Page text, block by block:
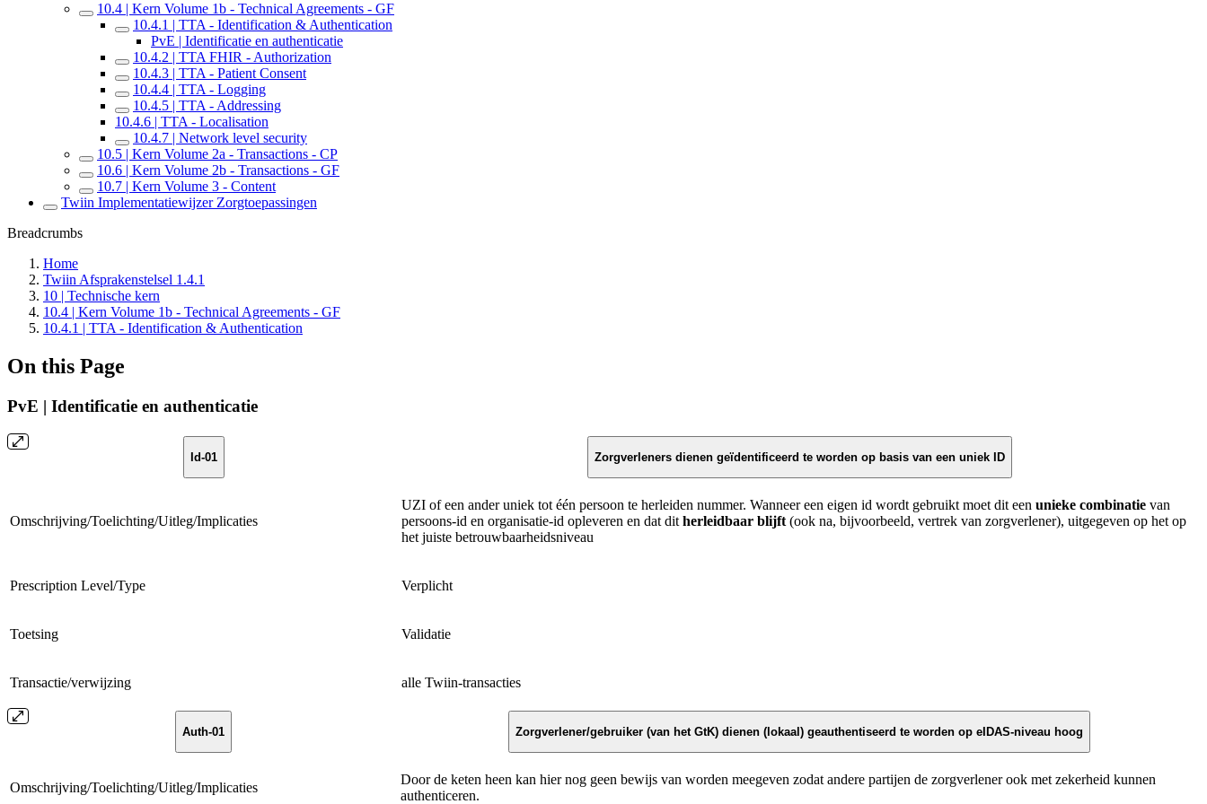
10.4 | Kern Volume 1b - Technical Agreements - GF
10.4.1 | TTA - Identification & Authentication
PvE | Identificatie en authenticatie
10.4.2 | TTA FHIR - Authorization
10.4.3 | TTA - Patient Consent
10.4.4 | TTA - Logging
10.4.5 | TTA - Addressing
10.4.6 | TTA - Localisation
10.4.7 | Network level security
10.5 | Kern Volume 2a - Transactions - CP
10.6 | Kern Volume 2b - Transactions - GF
10.7 | Kern Volume 3 - Content
Twiin Implementatiewijzer Zorgtoepassingen
Breadcrumbs
Home
Twiin Afsprakenstelsel 1.4.1
10 | Technische kern
10.4 | Kern Volume 1b - Technical Agreements - GF
10.4.1 | TTA - Identification & Authentication
On this Page
PvE | Identificatie en authenticatie
Id-01 Zorgverleners dienen geïdentificeerd te worden op basis van een uniek ID
Omschrijving/Toelichting/Uitleg/Implicaties
UZI of een ander uniek tot één persoon te herleiden nummer. Wanneer een eigen id wordt gebruikt moet dit een unieke combinatie van
persoons-id en organisatie-id opleveren en dat dit herleidbaar blijft (ook na, bijvoorbeeld, vertrek van zorgverlener), uitgegeven op het op
het juiste betrouwbaarheidsniveau
Prescription Level/Type Verplicht
Toetsing Validatie
Transactie/verwijzing alle Twiin-transacties
Auth-01 Zorgverlener/gebruiker (van het GtK) dienen (lokaal) geauthentiseerd te worden op eIDAS-niveau hoog
Omschrijving/Toelichting/Uitleg/Implicaties
Door de keten heen kan hier nog geen bewijs van worden meegeven zodat andere partijen de zorgverlener ook met zekerheid kunnen
authenticeren.